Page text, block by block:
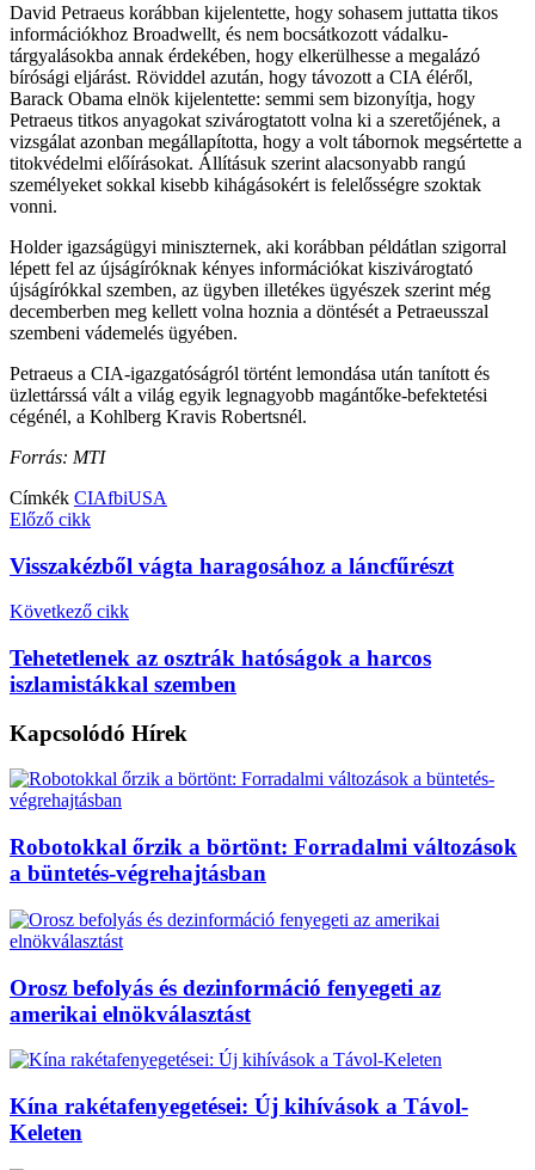
David Petraeus korábban kijelentette, hogy sohasem juttatta tikos
információkhoz Broadwellt, és nem bocsátkozott vádalku-
tárgyalásokba annak érdekében, hogy elkerülhesse a megalázó
bírósági eljárást. Röviddel azután, hogy távozott a CIA éléről,
Barack Obama elnök kijelentette: semmi sem bizonyítja, hogy
Petraeus titkos anyagokat szivárogtatott volna ki a szeretőjének, a
vizsgálat azonban megállapította, hogy a volt tábornok megsértette a
titokvédelmi előírásokat. Állításuk szerint alacsonyabb rangú
személyeket sokkal kisebb kihágásokért is felelősségre szoktak
vonni.
Holder igazságügyi miniszternek, aki korábban példátlan szigorral
lépett fel az újságíróknak kényes információkat kiszivárogtató
újságírókkal szemben, az ügyben illetékes ügyészek szerint még
decemberben meg kellett volna hoznia a döntését a Petraeusszal
szembeni vádemelés ügyében.
Petraeus a CIA-igazgatóságról történt lemondása után tanított és
üzlettárssá vált a világ egyik legnagyobb magántőke-befektetési
cégénél, a Kohlberg Kravis Robertsnél.
Forrás: MTI
Címkék CIAfbiUSA
Előző cikk
Visszakézből vágta haragosához a láncfűrészt
Következő cikk
Tehetetlenek az osztrák hatóságok a harcos
iszlamistákkal szemben
Kapcsolódó Hírek
Robotokkal őrzik a börtönt: Forradalmi változások
a büntetés-végrehajtásban
Orosz befolyás és dezinformáció fenyegeti az
amerikai elnökválasztást
Kína rakétafenyegetései: Új kihívások a Távol-
Keleten